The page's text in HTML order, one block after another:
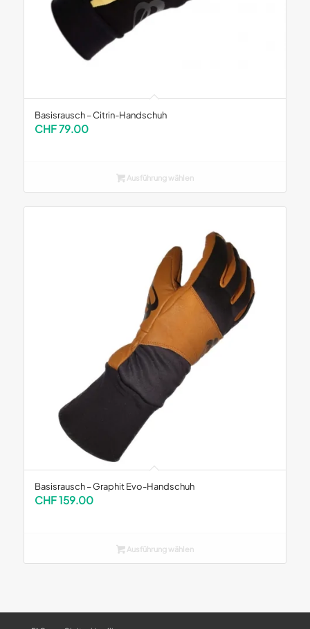
Basisrausch – Citrin-Handschuh
CHF79.00
Ausführung wählen
Basisrausch – Graphit Evo-Handschuh
CHF159.00
Ausführung wählen